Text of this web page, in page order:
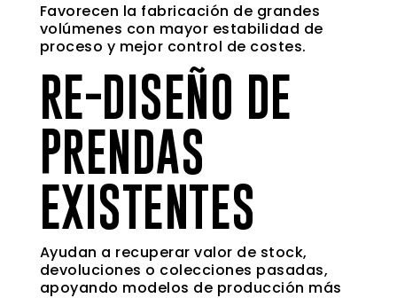
Favorecen la fabricación de grandes
volúmenes con mayor estabilidad de
proceso y mejor control de costes.
RE-DISEÑO DE
PRENDAS
EXISTENTES
Ayudan a recuperar valor de stock,
devoluciones o colecciones pasadas,
apoyando modelos de producción más